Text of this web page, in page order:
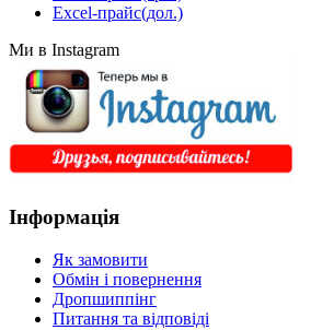
Excel-прайс(дол.)
Ми в Instagram
Інформація
Як замовити
Обмін і повернення
Дропшиппінг
Питання та відповіді